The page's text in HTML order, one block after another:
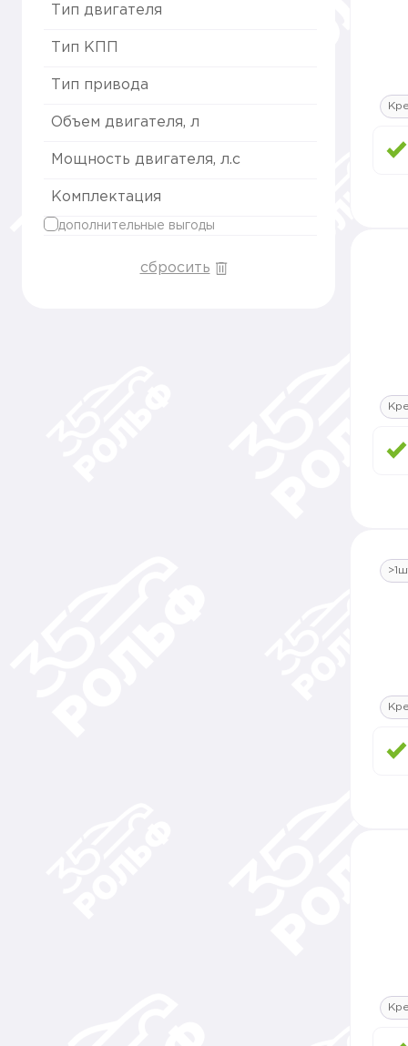
Тип двигателя
Тип КПП
Тип привода
Объем двигателя, л
Мощность двигателя, л.с
Комплектация
дополнительные выгоды
сбросить